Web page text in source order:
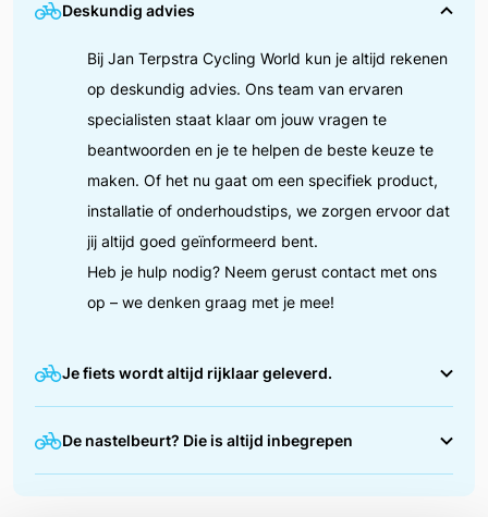
Deskundig advies
Bij Jan Terpstra Cycling World kun je altijd rekenen
op deskundig advies. Ons team van ervaren
specialisten staat klaar om jouw vragen te
beantwoorden en je te helpen de beste keuze te
maken. Of het nu gaat om een specifiek product,
installatie of onderhoudstips, we zorgen ervoor dat
jij altijd goed geïnformeerd bent.
Heb je hulp nodig? Neem gerust contact met ons
op – we denken graag met je mee!
Je fiets wordt altijd rijklaar geleverd.
voordat je erop wegrijdt. Tijdens de afleverbeurt
De nastelbeurt? Die is altijd inbegrepen